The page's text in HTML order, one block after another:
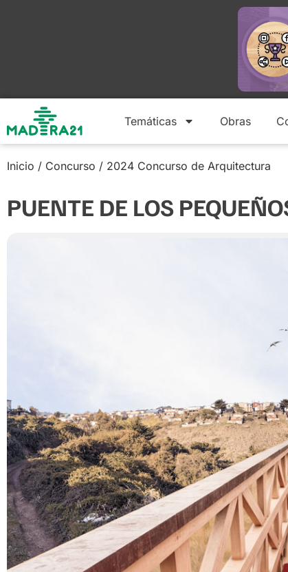
Temáticas Obras
Inicio / Concurso / 2024 Concurso de Arquitectura
PUENTE DE LOS